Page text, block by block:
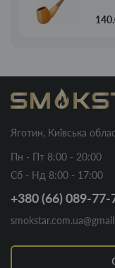
Яготин, Київська
Пн - Пт 8:00 - 20:00
Сб - Нд 8:00 - 17:00
+380 (66) 089-77-